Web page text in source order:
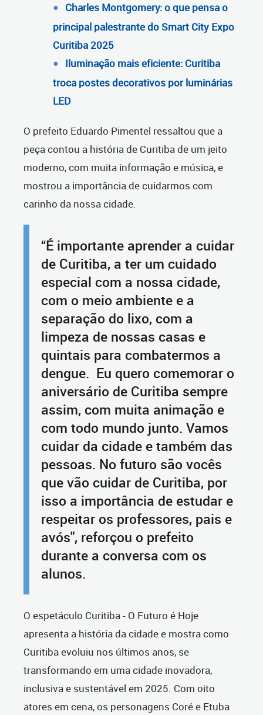
Charles Montgomery: o que pensa o
principal palestrante do Smart City Expo
Curitiba 2025
Iluminação mais eficiente: Curitiba
troca postes decorativos por luminárias
LED
O prefeito Eduardo Pimentel ressaltou que a
peça contou a história de Curitiba de um jeito
moderno, com muita informação e música, e
mostrou a importância de cuidarmos com
carinho da nossa cidade.
“É importante aprender a cuidar
de Curitiba, a ter um cuidado
especial com a nossa cidade,
com o meio ambiente e a
separação do lixo, com a
limpeza de nossas casas e
quintais para combatermos a
dengue. Eu quero comemorar o
aniversário de Curitiba sempre
assim, com muita animação e
com todo mundo junto. Vamos
cuidar da cidade e também das
pessoas. No futuro são vocês
que vão cuidar de Curitiba, por
isso a importância de estudar e
respeitar os professores, pais e
avós", reforçou o prefeito
durante a conversa com os
alunos.
O espetáculo Curitiba - O Futuro é Hoje
apresenta a história da cidade e mostra como
Curitiba evoluiu nos últimos anos, se
transformando em uma cidade inovadora,
inclusiva e sustentável em 2025. Com oito
atores em cena, os personagens Coré e Etuba